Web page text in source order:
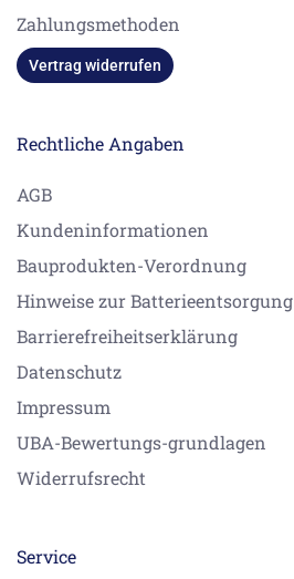
Zahlungsmethoden
Vertrag widerrufen
Rechtliche Angaben
AGB
Kundeninformationen
Bauprodukten-Verordnung
Hinweise zur Batterieentsorgung
Barrierefreiheitserklärung
Datenschutz
Impressum
UBA-Bewertungs-grundlagen
Widerrufsrecht
Service